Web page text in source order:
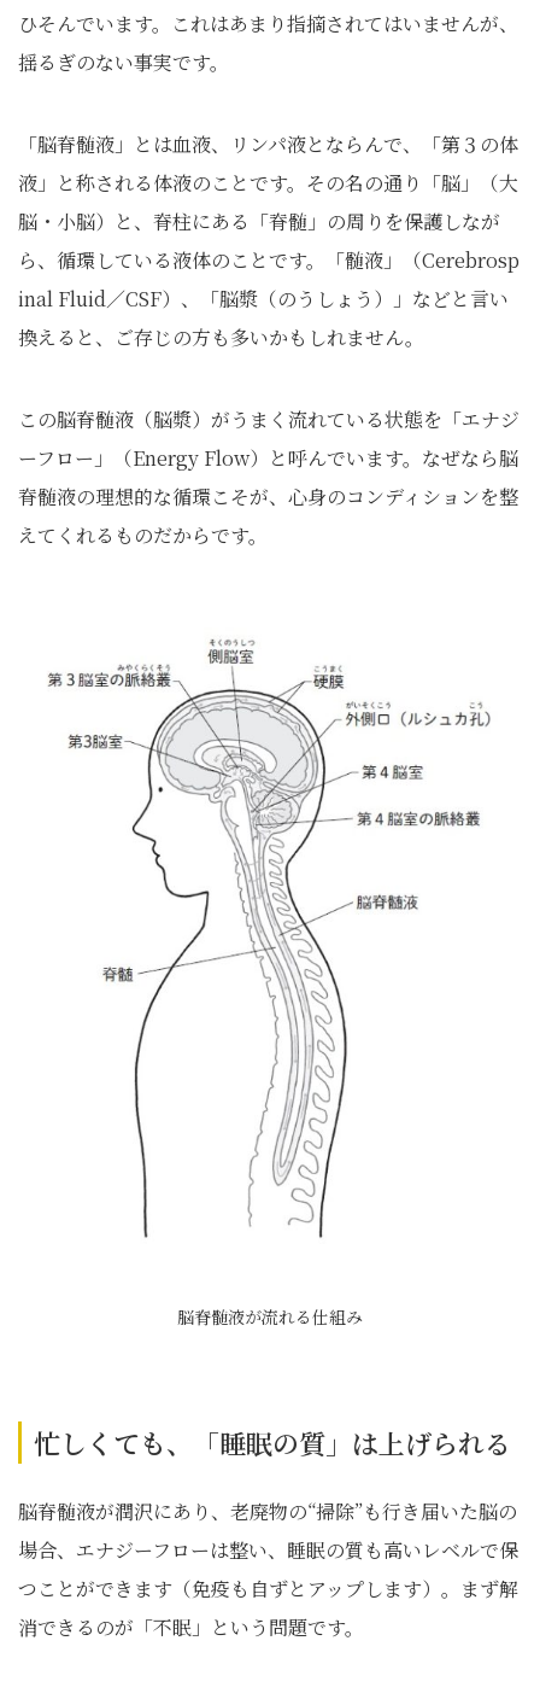
ひそんでいます。これはあまり指摘されてはいませんが、
揺るぎのない事実です。
「脳脊髄液」とは血液、リンパ液とならんで、「第３の体
液」と称される体液のことです。その名の通り「脳」（大
脳・小脳）と、脊柱にある「脊髄」の周りを保護しなが
ら、循環している液体のことです。「髄液」（Cerebrosp
inal Fluid／CSF）、「脳漿（のうしょう）」などと言い
換えると、ご存じの方も多いかもしれません。
この脳脊髄液（脳漿）がうまく流れている状態を「エナジ
ーフロー」（Energy Flow）と呼んでいます。なぜなら脳
脊髄液の理想的な循環こそが、心身のコンディションを整
えてくれるものだからです。
脳脊髄液が流れる仕組み
忙しくても、「睡眠の質」は上げられる
脳脊髄液が潤沢にあり、老廃物の“掃除”も行き届いた脳の
場合、エナジーフローは整い、睡眠の質も高いレベルで保
つことができます（免疫も自ずとアップします）。まず解
消できるのが「不眠」という問題です。